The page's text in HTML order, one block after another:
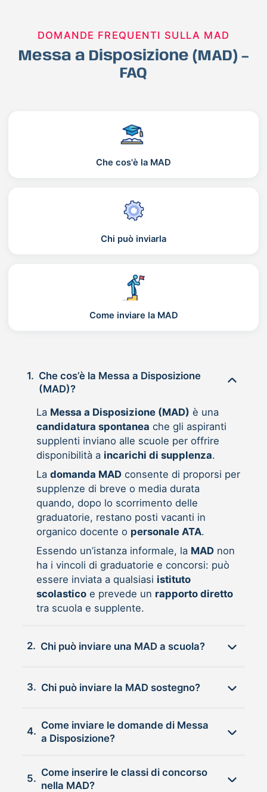
DOMANDE FREQUENTI SULLA MAD
Messa a Disposizione (MAD) –
FAQ
Che cos'è la MAD
Chi può inviarla
Come inviare la MAD
1. Che cos’è la Messa a Disposizione
(MAD)?
La Messa a Disposizione (MAD) è una
candidatura spontanea che gli aspiranti
supplenti inviano alle scuole per offrire
disponibilità a incarichi di supplenza.
La domanda MADconsente di proporsi per
supplenze di breve o media durata
quando, dopo lo scorrimento delle
graduatorie, restano posti vacanti in
organico docente o personale ATA.
Essendo un’istanza informale, la MADnon
ha i vincoli di graduatorie e concorsi: può
essere inviata a qualsiasi istituto
scolasticoe prevede un rapporto diretto
tra scuola e supplente.
2. Chi può inviare una MAD a scuola?
3. Chi può inviare la MAD sostegno?
4.
Come inviare le domande di Messa
a Disposizione?
5.
Come inserire le classi di concorso
nella MAD?